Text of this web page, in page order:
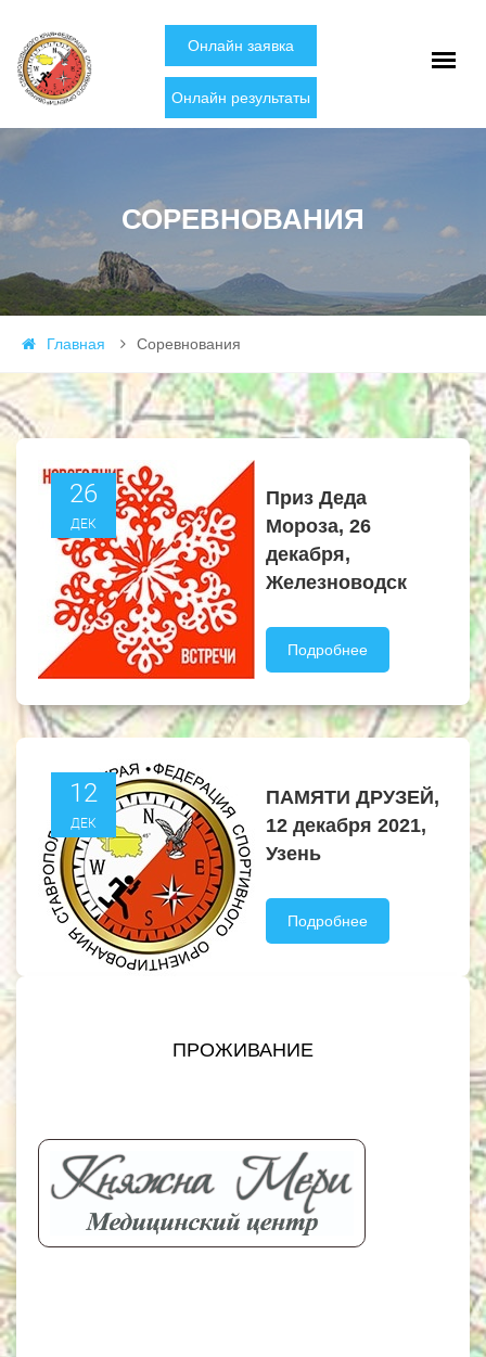
Онлайн заявка
Онлайн результаты
СОРЕВНОВАНИЯ
Главная Соревнования
26
ДЕК
Приз Деда
Мороза, 26
декабря,
Железноводск
Подробнее
12
ДЕК
ПАМЯТИ ДРУЗЕЙ,
12 декабря 2021,
Узень
Подробнее
ПРОЖИВАНИЕ